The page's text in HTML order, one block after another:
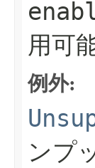
用可
例外:
ンプ